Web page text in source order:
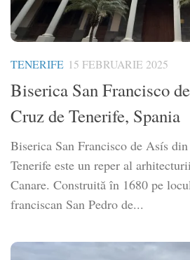
TENERIFE 15 FEBRUARIE 2025
Biserica San Francisco
Cruz de Tenerife, Spania
Biserica San Francisco de Asís
Tenerife este un reper al
Canare. Construită în 1680 pe
franciscan San Pedro de...